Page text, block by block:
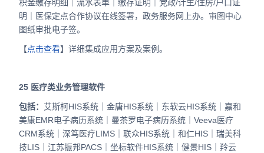
积金缴存明细｜流水表单｜缴存证明｜党政/计生/住房/户口证
明｜医保定点合作协议在线签署，政务服务网上办。审图中心
图纸审批电子签。
【点击查看】详细集成应用方案及案例。
25 医疗类业务管理软件
包括： 艾斯柯HIS系统｜金唐HIS系统｜东软云HIS系统｜嘉和
美康EMR电子病历系统｜曼茶罗电子病历系统｜Veeva医疗
CRM系统｜深笃医疗LIMS｜联众HIS系统｜和仁HIS｜瑞美科
技LIS｜江苏振邦PACS｜坐标软件HIS系统｜健景HIS｜羚云